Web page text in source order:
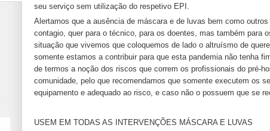
seu serviço sem utilização do respetivo EPI.
Alertamos que a ausência de máscara e de luvas bem como
contagio, quer para o técnico, para os doentes, mas também para
situação que vivemos que coloquemos de lado o altruísmo de
somente estamos a contribuir para que esta pandemia não tenha
de termos a noção dos riscos que correm os profissionais do pré-
comunidade, pelo que recomendamos que somente executem os
equipamento e adequado ao risco, e caso não o possuem que se
USEM EM TODAS AS INTERVENÇÕES MÁSCARA E LUVAS